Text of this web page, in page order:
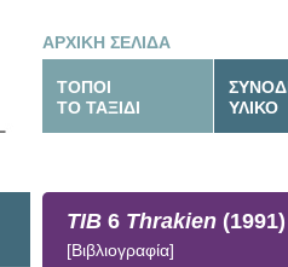
ΑΡΧΙΚΗ ΣΕΛΙΔΑ
ΤΟΠΟΙ
ΤΟ ΤΑΞΙΔΙ
ΥΛΙΚΟ
TIB 6 Thrakien (1991)
[Βιβλιογραφία]